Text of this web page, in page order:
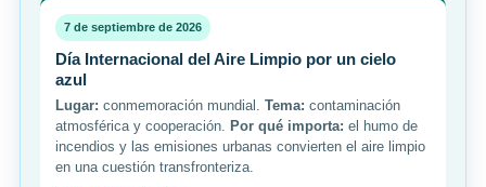
7 de septiembre de 2026
Día Internacional del Aire Limpio por un cielo
azul
Lugar: conmemoración mundial. Tema: contaminación
atmosférica y cooperación.
Por qué importa: el humo de
incendios y las emisiones urbanas convierten el aire limpio
en una cuestión transfronteriza.